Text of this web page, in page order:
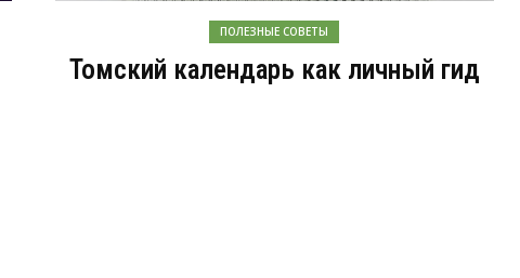
ПОЛЕЗНЫЕ СОВЕТЫ
Томский календарь как личный гид